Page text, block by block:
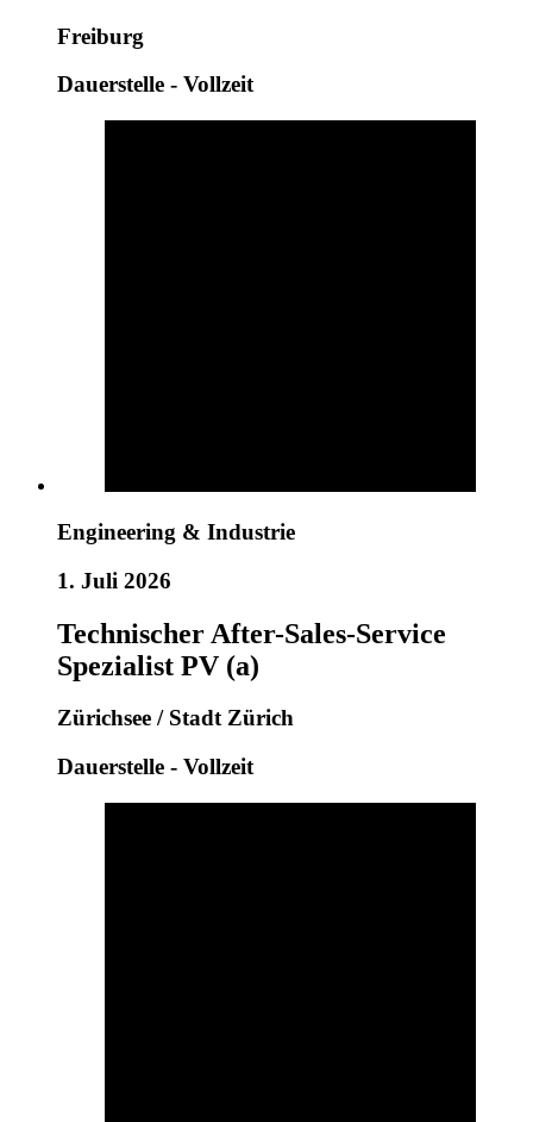
Freiburg
Dauerstelle - Vollzeit
Engineering & Industrie
1. Juli 2026
Technischer After-Sales-Service
Spezialist PV (a)
Zürichsee / Stadt Zürich
Dauerstelle - Vollzeit